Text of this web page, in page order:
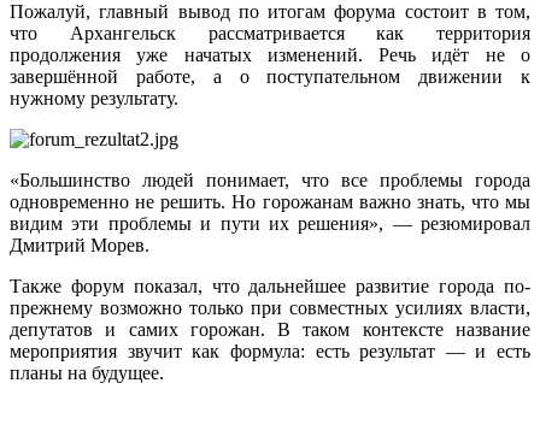
Пожалуй, главный вывод по итогам форума состоит в том,
что Архангельск рассматривается как территория
продолжения уже начатых изменений. Речь идёт не о
завершённой работе, а о поступательном движении к
нужному результату.
«Большинство людей понимает, что все проблемы города
одновременно не решить. Но горожанам важно знать, что мы
видим эти проблемы и пути их решения», — резюмировал
Дмитрий Морев.
Также форум показал, что дальнейшее развитие города по-
прежнему возможно только при совместных усилиях власти,
депутатов и самих горожан. В таком контексте название
мероприятия звучит как формула: есть результат — и есть
планы на будущее.